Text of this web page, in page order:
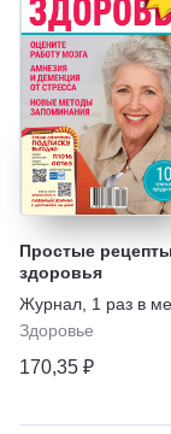
Простые рецепты
здоровья
Журнал 1 раз в
Здоровье
170,35 ₽